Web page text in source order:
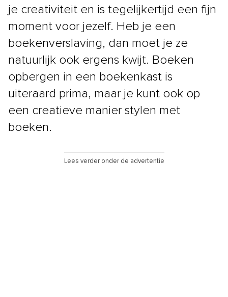
je creativiteit en is tegelijkertijd een fijn
moment voor jezelf. Heb je een
boekenverslaving, dan moet je ze
natuurlijk ook ergens kwijt. Boeken
opbergen in een boekenkast is
uiteraard prima, maar je kunt ook op
een creatieve manier stylen met
boeken.
Lees verder onder de advertentie